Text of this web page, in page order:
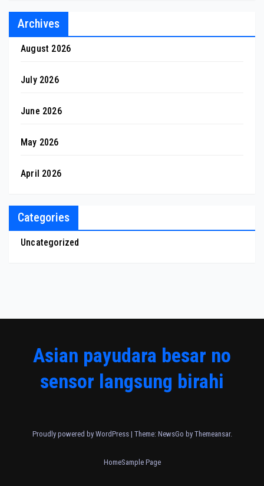
Archives
August 2026
July 2026
June 2026
May 2026
April 2026
Categories
Uncategorized
Asian payudara besar no
sensor langsung birahi
Proudly powered by WordPress | Theme: NewsGo by Themeansar.
HomeSample Page